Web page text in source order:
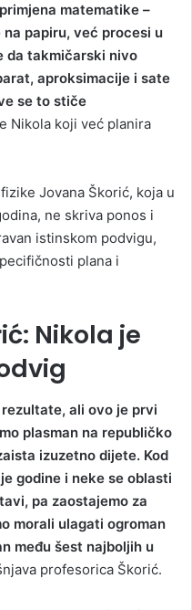
matematike –
papiru, već procesi u
da takmičarski nivo
aproksimacije i sate
se to stiče
Nikola koji već planira
Jovana Škorić, koja u
ne skriva ponos i
istinskom podvigu,
plana i
Nikola je
ali ovo je prvi
plasman na republičko
izuzetno dijete. Kod
godine i neke se oblasti
pa zaostajemo za
morali ulagati ogroman
među šest najboljih u
profesorica Škorić.